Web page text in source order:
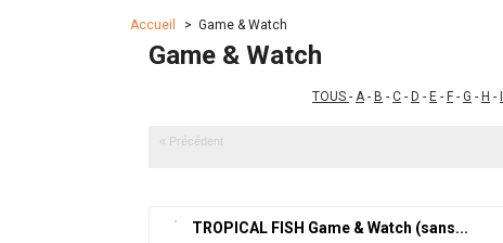
Accueil > Game & Watch
Game & Watch
TOUS - A- B - C - D - E - F - G - H -
« Précédent
TROPICAL FISH Game & Watch (sans...